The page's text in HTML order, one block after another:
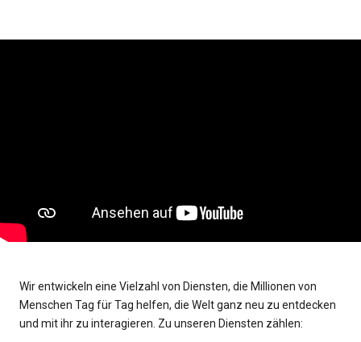
Wir entwickeln eine Vielzahl von Diensten, die Millionen von
Menschen Tag für Tag helfen, die Welt ganz neu zu entdecken
und mit ihr zu interagieren. Zu unseren Diensten zählen: